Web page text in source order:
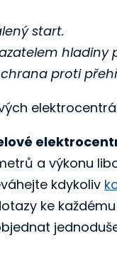
start.
hladiny
proti
a výkonu
kdykoliv
ke